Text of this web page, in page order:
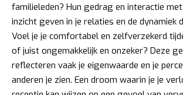
familieleden? Hun gedrag en interactie
inzicht geven in je relaties en de dynamiek
Voel je je comfortabel en zelfverzekerd
of juist ongemakkelijk en onzeker? Deze
reflecteren vaak je eigenwaarde en je
anderen je zien. Een droom waarin je je